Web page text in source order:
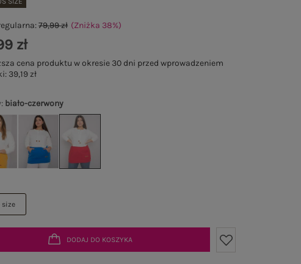
: biało-czerwony
size
79,99 zł (Zniżka 38%)
zł
cena produktu w okresie 30 dni przed wprowadzeniem
39,19 zł
DODAJ DO KOSZYKA